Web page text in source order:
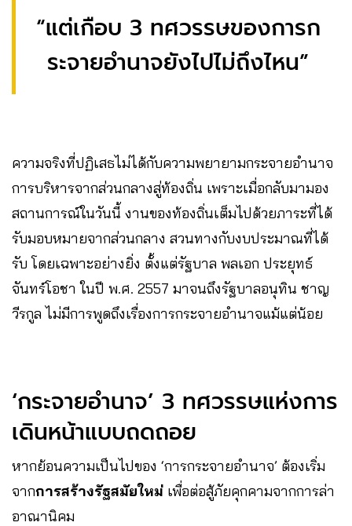
“แต่เกือบ 3 ทศวรรษของการก
ระจายอำนาจยังไปไม่ถึงไหน”
ความจริงที่ปฏิเสธไม่ได้กับความพยายามกระจายอำนาจ
การบริหารจากส่วนกลางสู่ท้องถิ่น เพราะเมื่อกลับมามอง
สถานการณ์ในวันนี้ งานของท้องถิ่นเต็มไปด้วยภาระที่ได้
รับมอบหมายจากส่วนกลาง สวนทางกับงบประมาณที่ได้
รับ โดยเฉพาะอย่างยิ่ง ตั้งแต่รัฐบาล พลเอก ประยุทธ์
จันทร์โอชา ในปี พ.ศ. 2557 มาจนถึงรัฐบาลอนุทิน ชาญ
วีรกูล ไม่มีการพูดถึงเรื่องการกระจายอำนาจแม้แต่น้อย
‘กระจายอำนาจ’ 3 ทศวรรษแห่งการ
เดินหน้าแบบถดถอย
หากย้อนความเป็นไปของ ‘การกระจายอำนาจ’ ต้องเริ่ม
จากการสร้างรัฐสมัยใหม่ เพื่อต่อสู้ภัยคุกคามจากการล่า
อาณานิคม